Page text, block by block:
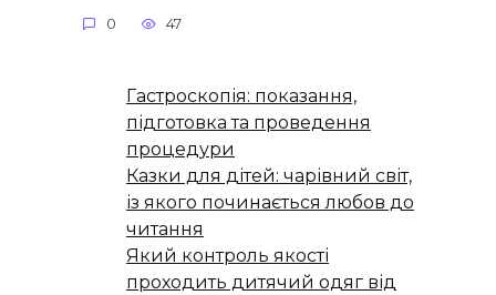
0 47
Гастроскопія: показання,
підготовка та проведення
процедури
Казки для дітей: чарівний світ,
із якого починається любов до
читання
Який контроль якості
проходить дитячий одяг від